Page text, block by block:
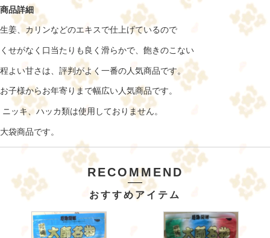
商品詳細
生姜、カリンなどのエキスで仕上げているので
くせがなく口当たりも良く滑らかで、飽きのこない
程よい甘さは、評判がよく一番の人気商品です。
お子様からお年寄りまで幅広い人気商品です。
ニッキ、ハッカ類は使用しておりません。
大袋商品です。
RECOMMEND
おすすめアイテム